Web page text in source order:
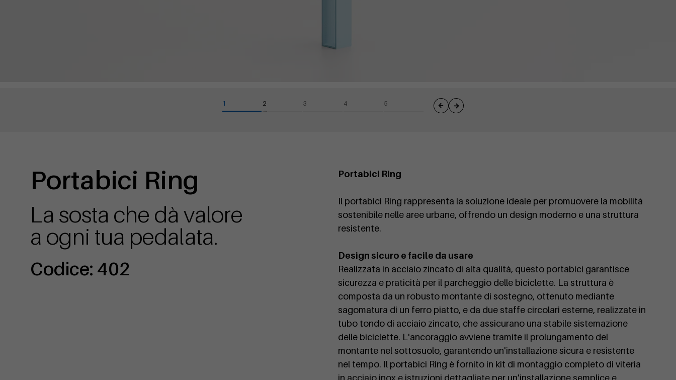
Portabici Ring
La sosta che dà valore
a ogni tua pedalata.
Codice: 402
Portabici Ring
Il portabici Ring rappresenta la soluzione ideale per promuovere la mobilità
sostenibile nelle aree urbane, offrendo un design moderno e una struttura
resistente.
Design sicuro e facile da usare
Realizzata in acciaio zincato di alta qualità, questo portabici garantisce
sicurezza e praticità per il parcheggio delle biciclette. La struttura è
composta da un robusto montante di sostegno, ottenuto mediante
sagomatura di un ferro piatto, e da due staffe circolari esterne, realizzate in
tubo tondo di acciaio zincato, che assicurano una stabile sistemazione
delle biciclette. L'ancoraggio avviene tramite il prolungamento del
montante nel sottosuolo, garantendo un'installazione sicura e resistente
nel tempo. Il portabici Ring è fornito in kit di montaggio completo di viteria